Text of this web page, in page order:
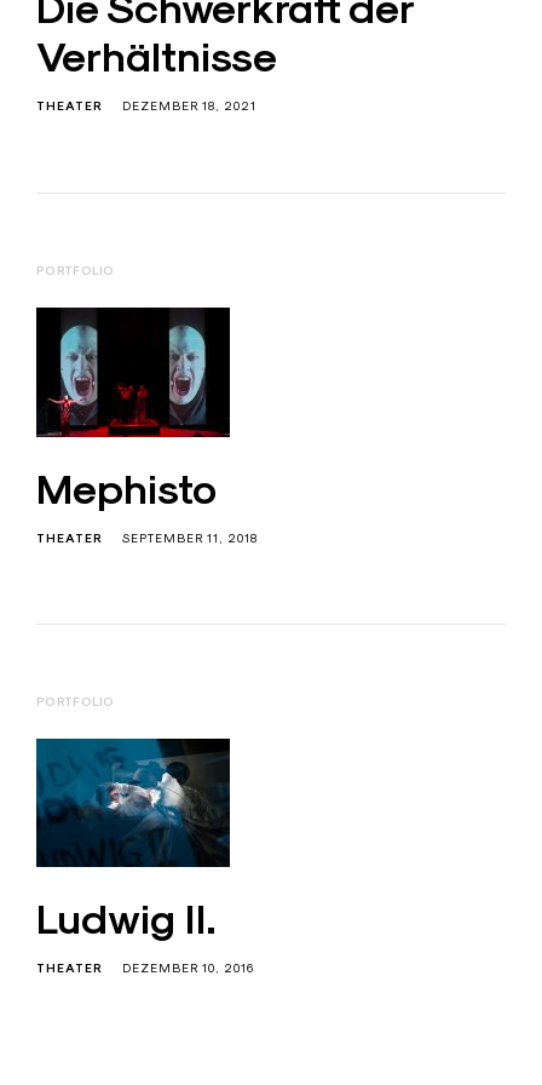
Verhältnisse
THEATER DEZEMBER 18, 2021
PORTFOLIO
Mephisto
THEATER SEPTEMBER 11, 2018
PORTFOLIO
Ludwig II.
THEATER DEZEMBER 10, 2016